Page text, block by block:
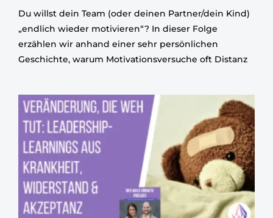
Du willst dein Team (oder deinen Partner/dein Kind)
„endlich wieder motivieren“? In dieser Folge
erzählen wir anhand einer sehr persönlichen
Geschichte, warum Motivationsversuche oft Distanz